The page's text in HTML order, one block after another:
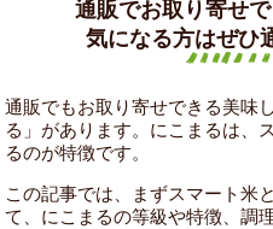
通販でお取り寄せ
気になる方はぜひ
通販でもお取り寄せできる美味
る」があります。にこまるは、
るのが特徴です。
この記事では、まずスマート米
て、にこまるの等級や特徴、調